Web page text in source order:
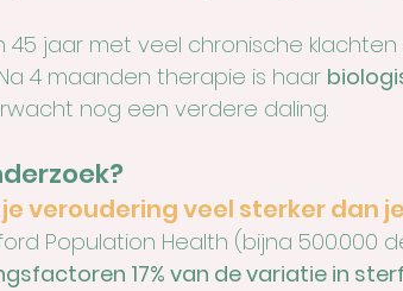
45 jaar met veel chronische
4 maanden therapie is haar
nog een verdere daling.
veroudering veel sterker dan
Population Health (bijna 500.000
17% van de variatie in